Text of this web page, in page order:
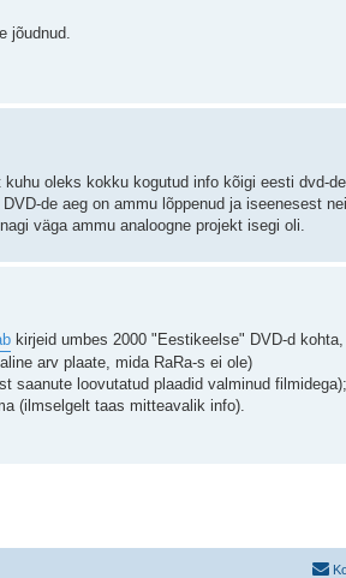
jõudnud.
oleks kokku kogutud info kõigi eesti dvd-
de aeg on ammu lõppenud ja iseenesest
väga ammu analoogne projekt isegi oli.
kirjeid umbes 2000 "Eestikeelse" DVD-d
arv plaate, mida RaRa-s ei ole)
saanute loovutatud plaadid valminud
(ilmselgelt taas mitteavalik info).